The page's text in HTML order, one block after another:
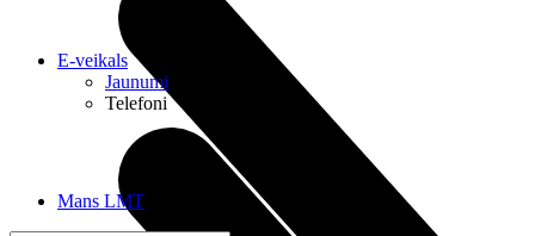
E-veikals
Jaunumi
Telefoni
Mans LMT